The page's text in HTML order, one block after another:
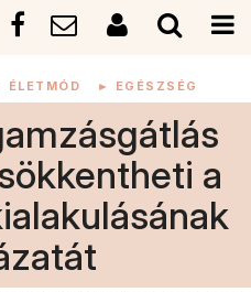
ÉLETMÓD ► EGÉSZSÉG
a